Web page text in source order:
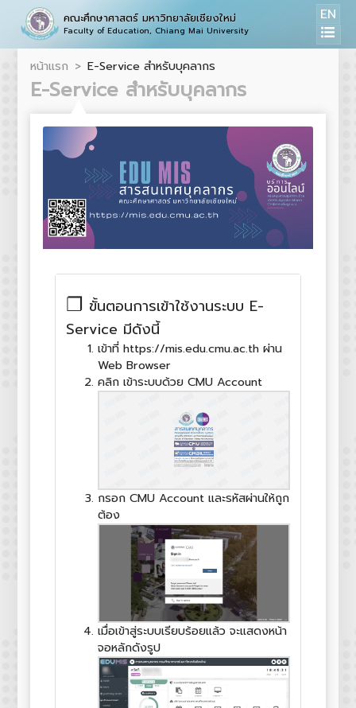
คณะศึกษาศาสตร์ มหาวิทยาลัยเชียงใหม่
Faculty of Education, Chiang Mai University
EN
หน้าแรก E-Service สำหรับบุคลากร
E-Service สำหรับบุคลากร
❐ ขั้นตอนการเข้าใช้งานระบบ E-
Service มีดังนี้
เข้าที่ https://mis.edu.cmu.ac.th ผ่าน
Web Browser
คลิก เข้าระบบด้วย CMU Account
กรอก CMU Account และรหัสผ่านให้ถูก
ต้อง
เมื่อเข้าสู่ระบบเรียบร้อยแล้ว จะแสดงหน้า
จอหลักดังรูป